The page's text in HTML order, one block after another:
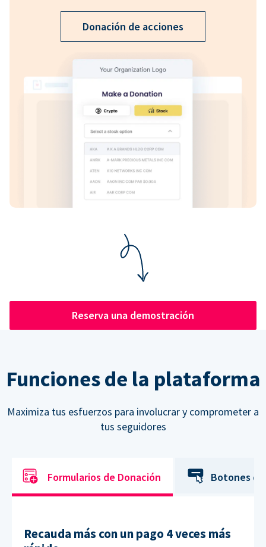
Donación de acciones
Reserva una demostración
Funciones de la plataforma
Maximiza tus esfuerzos para involucrar y comprometer a
tus seguidores
Formularios de Donación Botones
Recauda más con un pago 4 veces más